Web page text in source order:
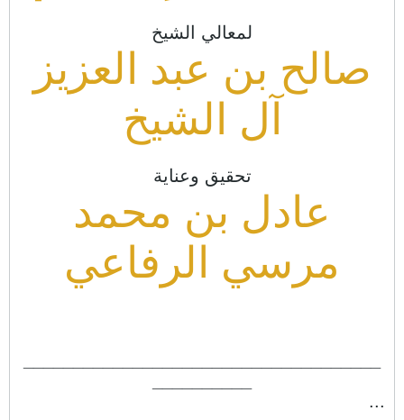
لمعالي الشيخ
صالح بن عبد العزيز
آل الشيخ
تحقيق وعناية
عادل بن محمد
مرسي الرفاعي
...